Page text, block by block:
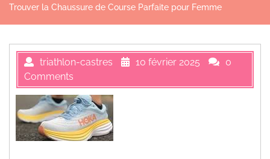
Trouver la Chaussure de Course Parfaite pour Femme
triathlon-castres 10 février 2025
0
Comments